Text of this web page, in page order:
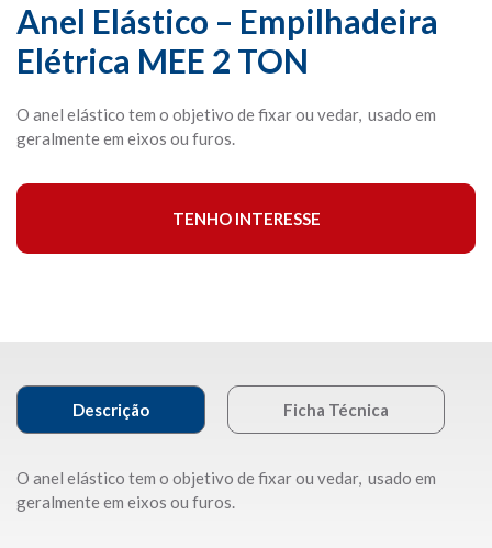
Anel Elástico – Empilhadeira
Elétrica MEE 2 TON
O anel elástico tem o objetivo de fixar ou vedar, usado em
geralmente em eixos ou furos.
TENHO INTERESSE
Descrição Ficha Técnica
O anel elástico tem o objetivo de fixar ou vedar, usado em
geralmente em eixos ou furos.